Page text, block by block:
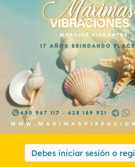
Debes iniciar sesión o